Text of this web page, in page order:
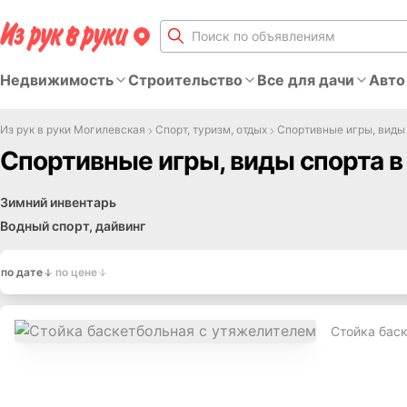
Недвижимость Строительство Все для дачи
Из рук в руки Могилевская Спорт, туризм, отдых Спортивные игры, виды
Спортивные игры, виды спорта
Зимний инвентарь
Водный спорт, дайвинг
по дате по цене
Стойка